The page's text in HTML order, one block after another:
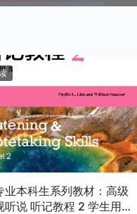
业本科生系列教材：高级
听说 听记教程 2 学生用书